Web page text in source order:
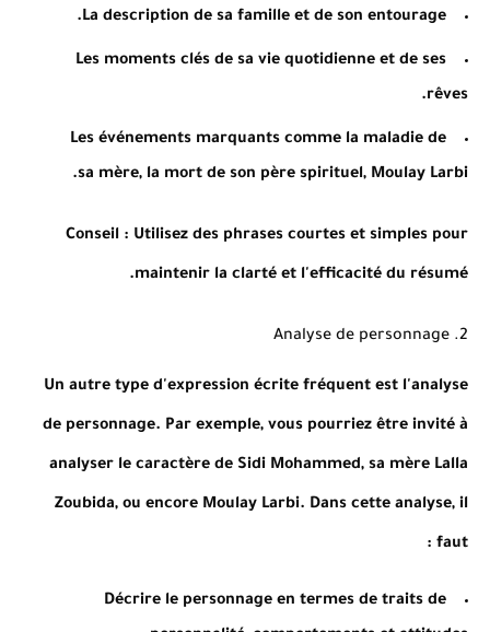
La description de sa famille et de son entourage.
Les moments clés de sa vie quotidienne et de ses
rêves.
Les événements marquants comme la maladie de
sa mère, la mort de son père spirituel, Moulay Larbi.
Conseil : Utilisez des phrases courtes et simples pour
maintenir la clarté et l'efficacité du résumé.
2. Analyse de personnage
Un autre type d'expression écrite fréquent est l'analyse
de personnage. Par exemple, vous pourriez être invité à
analyser le caractère de Sidi Mohammed, sa mère Lalla
Zoubida, ou encore Moulay Larbi. Dans cette analyse, il
faut :
Décrire le personnage en termes de traits de